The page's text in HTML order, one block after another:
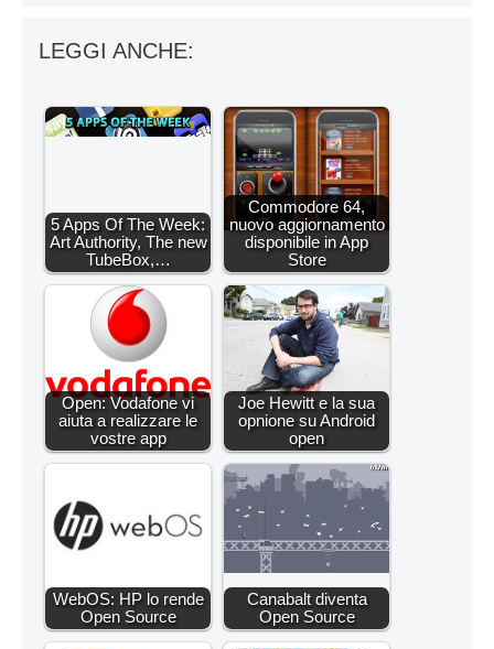
LEGGI ANCHE:
5 Apps Of The Week:
Art Authority, The new
TubeBox,…
Commodore 64,
nuovo aggiornamento
disponibile in App
Store
Open: Vodafone vi
aiuta a realizzare le
vostre app
Joe Hewitt e la sua
opnione su Android
open
WebOS: HP lo rende
Open Source
Canabalt diventa
Open Source